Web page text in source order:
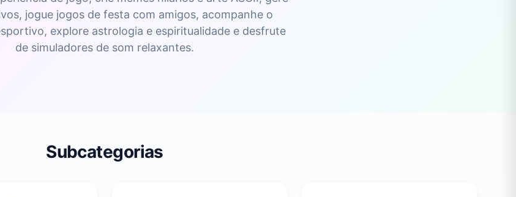
jogue jogos de festa com amigos, acompanhe o
explore astrologia e espiritualidade e desfrute
de simuladores de som relaxantes.
Subcategorias